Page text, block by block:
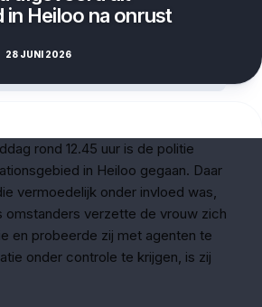
in Heiloo na onrust
28 JUNI 2026
rond 12.45 uur is de politie
in Heiloo gegaan. Daar
vermoedelijk onder invloed was,
omstanders verzette de vrouw zich
en probeerde zij met agenten te
onder controle te krijgen, is zij